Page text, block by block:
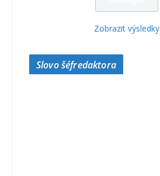
Zobrazit výsledky
Slovo šéfredaktora